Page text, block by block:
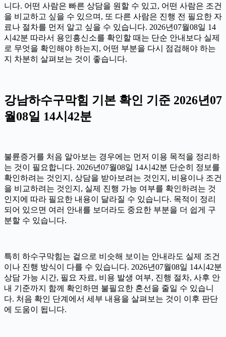
니다. 어떤 사람은 빠른 상담을 원할 수 있고, 어떤 사람은 조건
을 비교하고 싶을 수 있으며, 또 다른 사람은 진행 전 필요한 자
료나 절차를 먼저 알고 싶을 수 있습니다. 2026년07월08일 14
시42분 따라서 용인흥신소를 확인할 때는 단순 안내보다 실제
로 무엇을 확인해야 하는지, 어떤 부분을 다시 점검해야 하는
지 차분히 살펴보는 것이 좋습니다.
강남하수구막힘 기본 확인 기준 2026년07
월08일 14시42분
불륜증거를 처음 알아보는 경우에는 먼저 이용 목적을 정리하
는 것이 필요합니다. 2026년07월08일 14시42분 단순히 정보를
확인하려는 것인지, 상담을 받아보려는 것인지, 비용이나 조건
을 비교하려는 것인지, 실제 진행 가능 여부를 확인하려는 것
인지에 따라 필요한 내용이 달라질 수 있습니다. 목적이 정리
되어 있으면 여러 안내를 보더라도 중요한 부분을 더 쉽게 구
분할 수 있습니다.
특히 하수구막힘는 겉으로 비슷해 보이는 안내라도 실제 조건
이나 진행 방식이 다를 수 있습니다. 2026년07월08일 14시42분
상담 가능 시간, 필요 자료, 비용 발생 여부, 진행 절차, 사후 안
내 기준까지 함께 확인하면 불필요한 혼선을 줄일 수 있습니
다. 처음 확인 단계에서 세부 내용을 살펴보는 것이 이후 판단
에 도움이 됩니다.